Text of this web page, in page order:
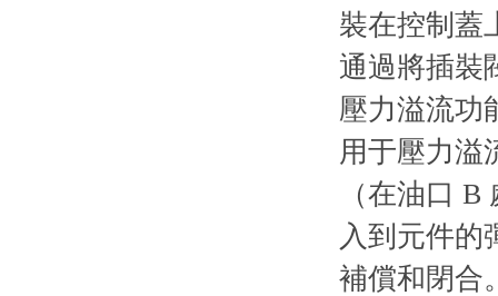
裝在控制蓋
通過將插裝
壓力溢流功
用于壓力溢
（在油口
入到元件的
補償和閉合